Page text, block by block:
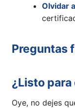
Olvidar
Preguntas
¿Listo
Oye, no dejes